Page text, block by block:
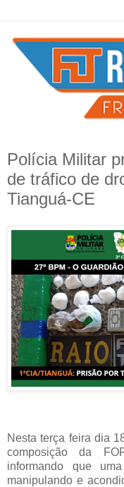
Polícia Militar
de tráfico de
Tianguá-CE
Nesta terça feira dia
composição da
informando que
manipulando e